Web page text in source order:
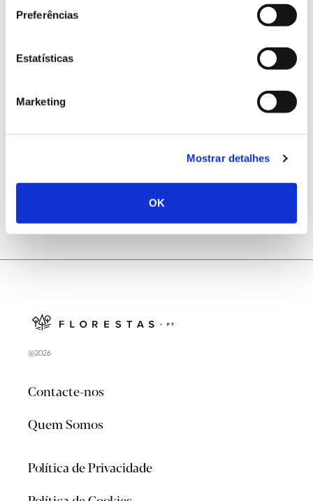
Preferências
Estatísticas
Marketing
Mostrar detalhes
OK
Registar galhas de Trichi em acácia-das-espigas:
25.06.2026
Natureza e florestas procuram jovens voluntários
@2026
Contacte-nos
Quem Somos
Política de Privacidade